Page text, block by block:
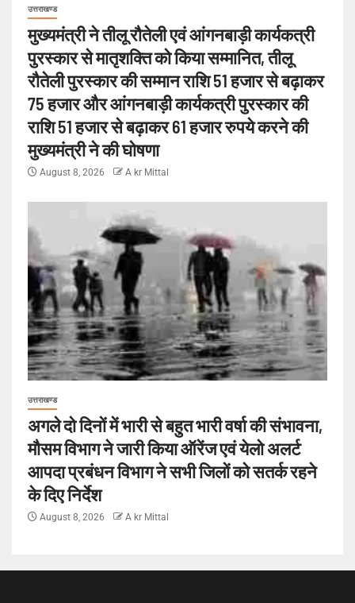
उत्तराखण्ड
मुख्यमंत्री ने तीलू रौतेली एवं आंगनबाड़ी कार्यकत्री
पुरस्कार से मातृशक्ति को किया सम्मानित, तीलू
रौतेली पुरस्कार की सम्मान राशि 51 हजार से बढ़ाकर
75 हजार और आंगनबाड़ी कार्यकत्री पुरस्कार की
राशि 51 हजार से बढ़ाकर 61 हजार रुपये करने की
मुख्यमंत्री ने की घोषणा
August 8, 2026 A kr Mittal
उत्तराखण्ड
अगले दो दिनों में भारी से बहुत भारी वर्षा की संभावना,
मौसम विभाग ने जारी किया ऑरेंज एवं येलो अलर्ट
आपदा प्रबंधन विभाग ने सभी जिलों को सतर्क रहने
के दिए निर्देश
August 8, 2026 A kr Mittal